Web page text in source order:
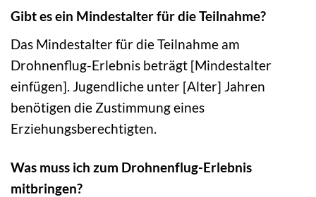
Gibt es ein Mindestalter für die Teilnahme?
Das Mindestalter für die Teilnahme am
Drohnenflug-Erlebnis beträgt [Mindestalter
einfügen]. Jugendliche unter [Alter] Jahren
benötigen die Zustimmung eines
Erziehungsberechtigten.
Was muss ich zum Drohnenflug-Erlebnis
mitbringen?